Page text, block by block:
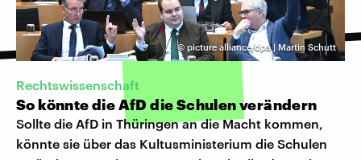
© picture alliance/dpa | Martin Schutt
Rechtswissenschaft
So könnte die AfD die Schulen verändern
Sollte die AfD in Thüringen an die Macht kommen,
könnte sie über das Kultusministerium die Schulen